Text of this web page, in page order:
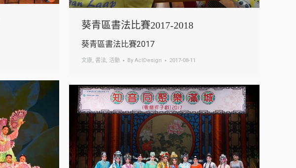
葵青區書法比賽2017-2018
葵青區書法比賽2017
文康, 書法, 活動 By AclDesign 2017-08-11